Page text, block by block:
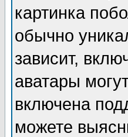
картинка
обычно
зависит,
аватары
включена
можете